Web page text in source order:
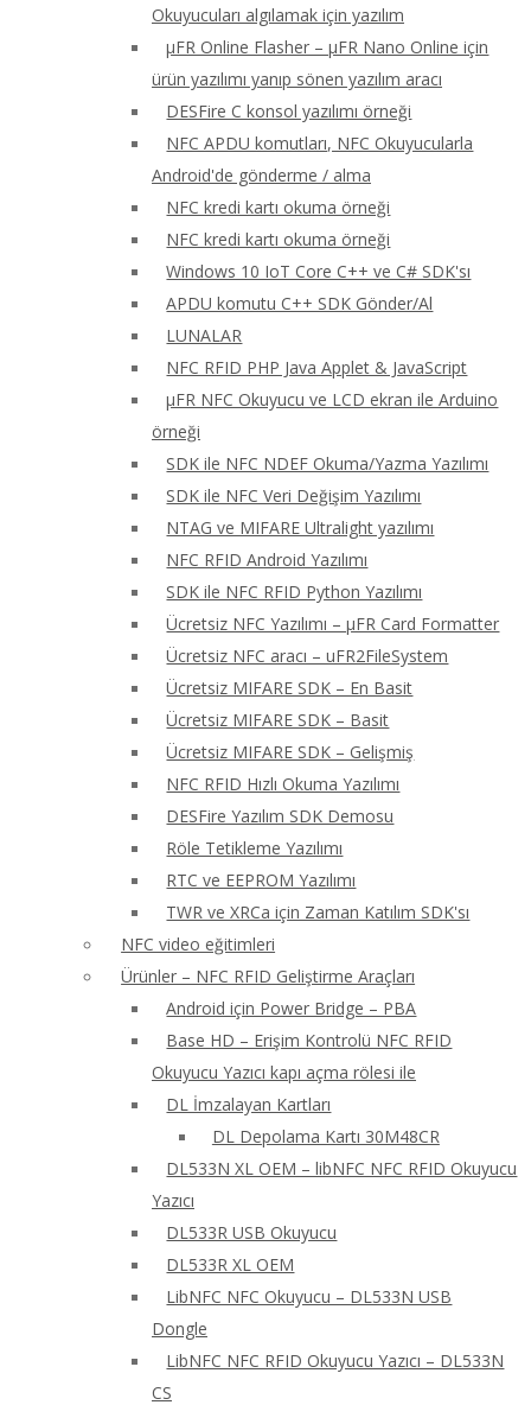
Okuyucuları algılamak için yazılım
μFR Online Flasher – μFR Nano Online için
ürün yazılımı yanıp sönen yazılım aracı
DESFire C konsol yazılımı örneği
NFC APDU komutları, NFC Okuyucularla
Android'de gönderme / alma
NFC kredi kartı okuma örneği
NFC kredi kartı okuma örneği
Windows 10 IoT Core C++ ve C# SDK'sı
APDU komutu C++ SDK Gönder/Al
LUNALAR
NFC RFID PHP Java Applet & JavaScript
μFR NFC Okuyucu ve LCD ekran ile Arduino
örneği
SDK ile NFC NDEF Okuma/Yazma Yazılımı
SDK ile NFC Veri Değişim Yazılımı
NTAG ve MIFARE Ultralight yazılımı
NFC RFID Android Yazılımı
SDK ile NFC RFID Python Yazılımı
Ücretsiz NFC Yazılımı – μFR Card Formatter
Ücretsiz NFC aracı – uFR2FileSystem
Ücretsiz MIFARE SDK – En Basit
Ücretsiz MIFARE SDK – Basit
Ücretsiz MIFARE SDK – Gelişmiş
NFC RFID Hızlı Okuma Yazılımı
DESFire Yazılım SDK Demosu
Röle Tetikleme Yazılımı
RTC ve EEPROM Yazılımı
TWR ve XRCa için Zaman Katılım SDK'sı
NFC video eğitimleri
Ürünler – NFC RFID Geliştirme Araçları
Android için Power Bridge – PBA
Base HD – Erişim Kontrolü NFC RFID
Okuyucu Yazıcı kapı açma rölesi ile
DL İmzalayan Kartları
DL Depolama Kartı 30M48CR
DL533N XL OEM – libNFC NFC RFID Okuyucu
Yazıcı
DL533R USB Okuyucu
DL533R XL OEM
LibNFC NFC Okuyucu – DL533N USB
Dongle
LibNFC NFC RFID Okuyucu Yazıcı – DL533N
CS